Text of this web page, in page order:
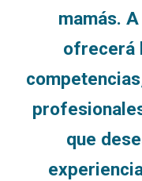
mamás.
ofrecerá
que